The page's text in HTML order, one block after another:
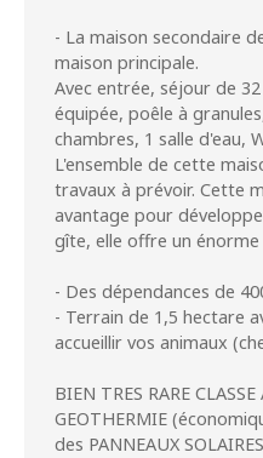
- La maison secondaire
maison principale.
Avec entrée, séjour de
équipée, poêle à
chambres, 1 salle d'eau,
L'ensemble de cette
travaux à prévoir. Cette
avantage pour
gîte, elle offre un
- Des dépendances de
- Terrain de 1,5 hectare
accueillir vos animaux
BIEN TRES RARE
GEOTHERMIE
des PANNEAUX